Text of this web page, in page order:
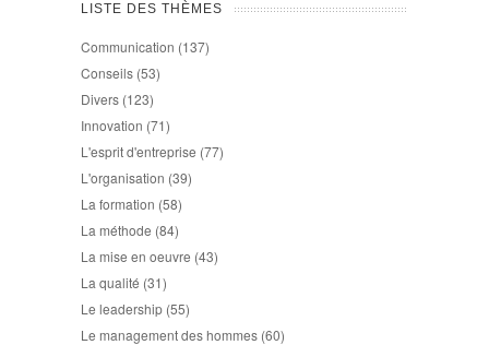
LISTE DES THÈMES
Communication (137)
Conseils (53)
Divers (123)
Innovation (71)
L'esprit d'entreprise (77)
L'organisation (39)
La formation (58)
La méthode (84)
La mise en oeuvre (43)
La qualité (31)
Le leadership (55)
Le management des hommes (60)